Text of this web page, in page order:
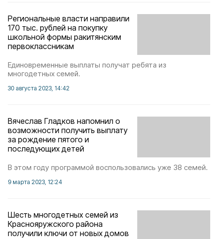
Региональные власти направили
170 тыс. рублей на покупку
школьной формы ракитянским
первоклассникам
Единовременные выплаты получат ребята из
многодетных семей.
30 августа 2023, 14:42
Вячеслав Гладков напомнил о
возможности получить выплату
за рождение пятого и
последующих детей
В этом году программой воспользовались уже 38 семей.
9 марта 2023, 12:24
Шесть многодетных семей из
Краснояружского района
получили ключи от новых домов